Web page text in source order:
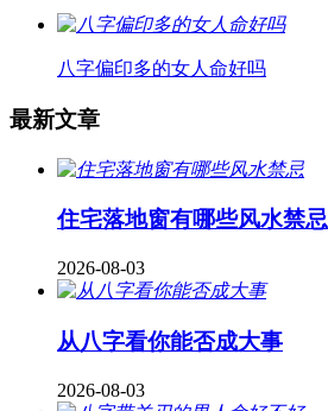
八字偏印多的女人命好吗
最新文章
住宅落地窗有哪些风水禁忌
2026-08-03
从八字看你能否成大事
2026-08-03